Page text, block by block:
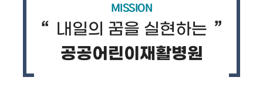
MISSION
내일의 꿈을 실현하는
공공어린이재활병원